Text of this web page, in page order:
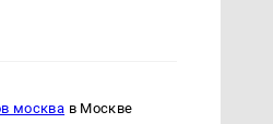
москва в Москве